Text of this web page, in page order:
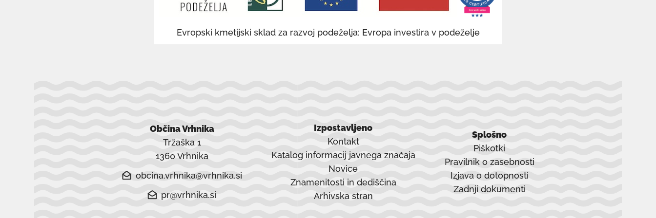
oknu
oknu
oknu
Evropski kmetijski sklad za razvoj podeželja: Evropa investira v podeželje
Občina Vrhnika
Tržaška 1
1360 Vrhnika
obcina.vrhnika@vrhnika.si
pr@vrhnika.si
Izpostavljeno
Kontakt
Katalog informacij javnega značaja
Novice
Znamenitosti in dediščina
Arhivska stran
Splošno
Piškotki
Pravilnik o zasebnosti
Izjava o dotopnosti
Zadnji dokumenti